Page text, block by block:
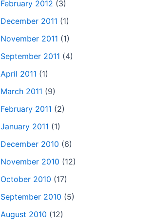
February 2012 (3)
December 2011 (1)
November 2011 (1)
September 2011 (4)
April 2011 (1)
March 2011 (9)
February 2011 (2)
January 2011 (1)
December 2010 (6)
November 2010 (12)
October 2010 (17)
September 2010 (5)
August 2010 (12)